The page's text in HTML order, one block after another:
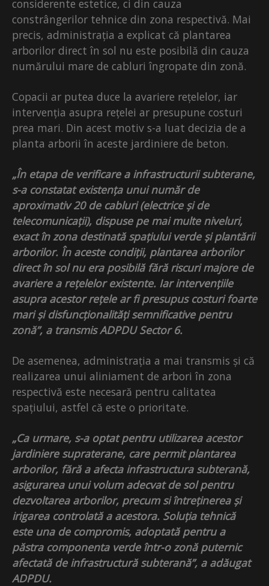
considerente estetice, ci din cauza
constrângerilor tehnice din zona respectivă. Mai
precis, administrația a explicat că plantarea
arborilor direct în sol nu este posibilă din cauza
numărului mare de cabluri îngropate din zonă.
Copacii ar putea duce la avariere rețelelor, iar
intervenția asupra rețelei ar presupune costuri
prea mari. Din acest motiv s-a luat decizia de a
planta arborii în aceste jardiniere de beton.
„În etapa de verificare a infrastructurii subterane,
s-a constatat existența unui număr de
aproximativ 20 de cabluri (electrice și de
telecomunicații), dispuse pe mai multe niveluri,
exact în zona destinată spațiului verde și plantării
arborilor. În aceste condiții, plantarea arborilor
direct în sol nu era posibilă fără riscuri majore de
avariere a rețelelor existente. Iar intervențiile
asupra acestor rețele ar fi presupus costuri foarte
mari și disfuncționalități semnificative pentru
zonă”, a transmis ADPDU Sector 6.
De asemenea, administrația a mai transmis și că
realizarea unui aliniament de arbori în zona
respectivă este necesară pentru calitatea
spațiului, astfel că este o prioritate.
„Ca urmare, s-a optat pentru utilizarea acestor
jardiniere supraterane, care permit plantarea
arborilor, fără a afecta infrastructura subterană,
asigurarea unui volum adecvat de sol pentru
dezvoltarea arborilor, precum si întreținerea și
irigarea controlată a acestora. Soluția tehnică
este una de compromis, adoptată pentru a
păstra componenta verde într-o zonă puternic
afectată de infrastructură subterană”, a adăugat
ADPDU.